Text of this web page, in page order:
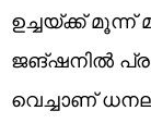
ഉച്ചയ്ക്ക് മൂന്ന്
ജങ്ഷനില്‍
വെച്ചാണ്